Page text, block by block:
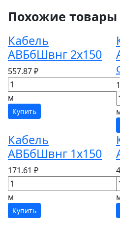
Похожие товары
Кабель
АВБбШвнг 2х150
557.87 ₽
м
Купить
Кабель
АВБбШвнг 1х150
171.61 ₽
м
Купить